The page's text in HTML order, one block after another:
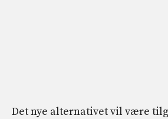
Det nye alternativet vil være